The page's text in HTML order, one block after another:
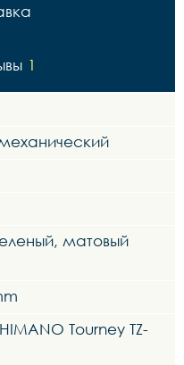
1
матовый
Tourney TZ-